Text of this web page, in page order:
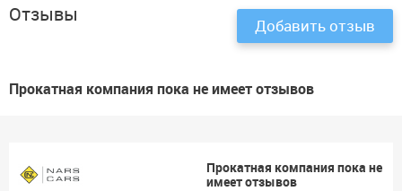
Отзывы Добавить отзыв
Прокатная компания пока не имеет отзывов
Прокатная компания пока не
имеет отзывов